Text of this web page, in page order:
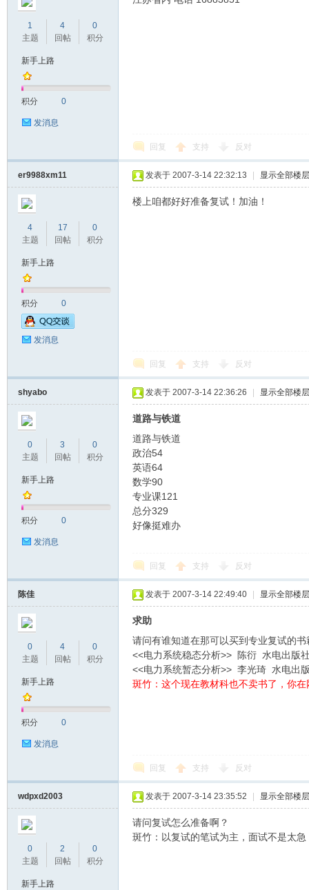
1
主题
4
回帖
0
积分
新手上路
积分 0
发消息
回复 支持 反对
er9988xm11
4
主题
17
回帖
0
积分
新手上路
积分 0
发消息
发表于 2007-3-14 22:32:13 显示全部楼层
楼上咱都好好准备复试！加油！
回复 支持 反对
shyabo
0
主题
3
回帖
0
积分
新手上路
积分 0
发消息
发表于 2007-3-14 22:36:26 显示全部楼层
道路与铁道
道路与铁道
政治54
英语64
数学90
专业课121
总分329
好像挺难办
回复 支持 反对
陈佳
0
主题
4
回帖
0
积分
新手上路
积分 0
发消息
发表于 2007-3-14 22:49:40 显示全部楼层
求助
请问有谁知道在那可以买到专业复试的书
<<电力系统稳态分析>> 陈衍 水电出版
<<电力系统暂态分析>> 李光琦 水电出
斑竹：这个现在教材科也不卖书了，你
回复 支持 反对
wdpxd2003
0
主题
2
回帖
0
积分
新手上路
发表于 2007-3-14 23:35:52 显示全部楼层
请问复试怎么准备啊？
斑竹：以复试的笔试为主，面试不是太